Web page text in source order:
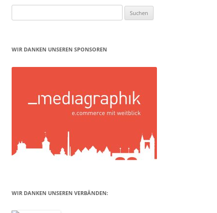
nach:
WIR DANKEN UNSEREN SPONSOREN
WIR DANKEN UNSEREN VERBÄNDEN: